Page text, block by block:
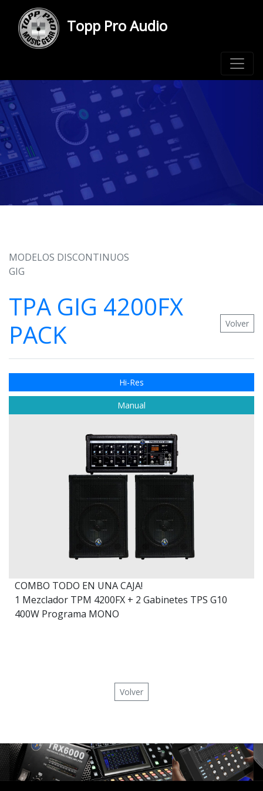
Topp Pro Audio
MODELOS DISCONTINUOS
GIG
TPA GIG 4200FX
PACK
Volver
Hi-Res
Manual
COMBO TODO EN UNA CAJA!
1 Mezclador TPM 4200FX + 2 Gabinetes TPS G10
400W Programa MONO
Volver